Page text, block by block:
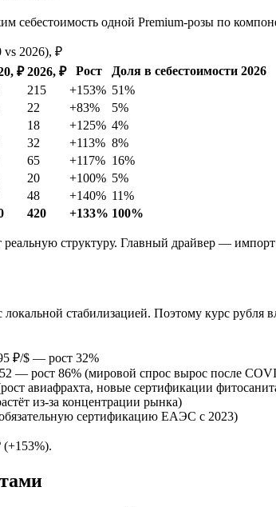
себестоимость одной Premium-розы по
vs 2026), ₽
₽ 2026, ₽ Рост
Доля в себестоимости 2026
215 +153% 51%
22 +83%
5%
18 +125% 4%
32 +113% 8%
65 +117% 16%
20 +100% 5%
48 +140% 11%
420 +133% 100%
структуру. Главный драйвер —
стабилизацией. Поэтому курс
₽/$ — рост 32%
— рост 86% (мировой спрос вырос после
авиафрахта, новые сертификации
из-за концентрации рынка)
сертификацию ЕАЭС с 2023)
(+153%).